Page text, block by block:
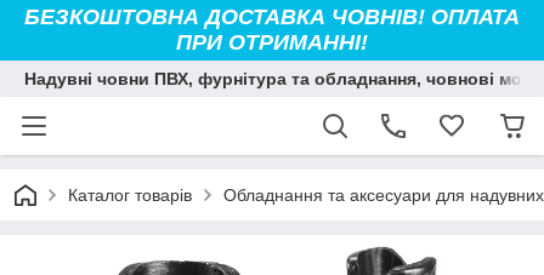
БЕЗКОШТОВНА ДОСТАВКА ЧОВНІВ! ОПЛАТА
ПРИ ОТРИМАННІ!
Надувні човни ПВХ, фурнітура та обладнання, човнові
Каталог товарів Обладнання та аксесуари для надувних